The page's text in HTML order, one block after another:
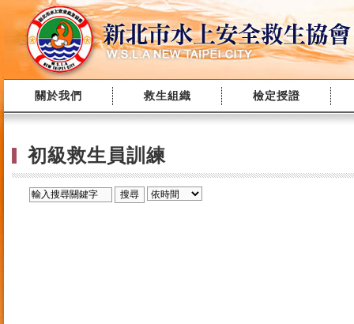
關於我們 救生組織 檢定授證
初級救生員訓練